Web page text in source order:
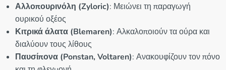
Αλλοπουρινόλη (Zyloric): Μειώνει τη παραγωγή
ουρικού οξέος
Κιτρικά άλατα (Blemaren): Αλκαλοποιούν τα ούρα και
διαλύουν τους λίθους
Παυσίπονα (Ponstan, Voltaren): Ανακουφίζουν τον πόνο